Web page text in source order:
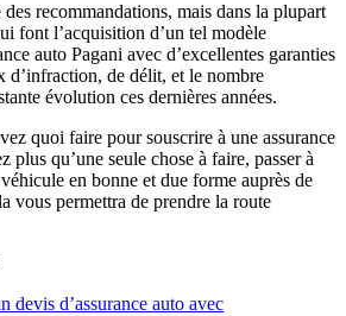
recommandations, mais dans la plupart
font l’acquisition d’un tel modèle
auto Pagani avec d’excellentes garanties
d’infraction, de délit, et le nombre
évolution ces dernières années.
quoi faire pour souscrire à une assurance
plus qu’une seule chose à faire, passer à
en bonne et due forme auprès de
vous permettra de prendre la route
devis d’assurance auto avec